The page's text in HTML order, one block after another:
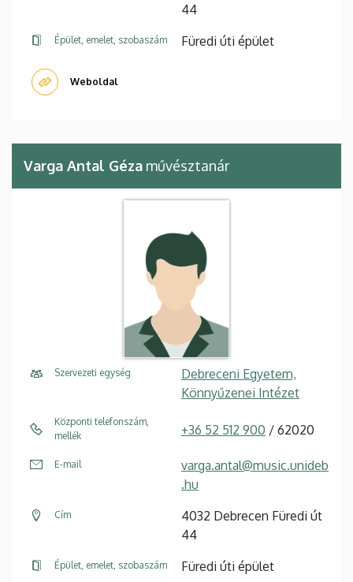
44
Épület, emelet, szobaszám Füredi úti épület
Weboldal
Varga Antal Géza művésztanár
Szervezeti egység
Debreceni Egyetem,
Könnyűzenei Intézet
Központi telefonszám,
mellék
+36 52 512 900 / 62020
E-mail
varga.antal@music.unideb
.hu
Cím
4032 Debrecen Füredi út
44
Épület, emelet, szobaszám Füredi úti épület